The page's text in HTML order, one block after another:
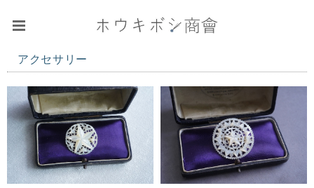
アクセサリー